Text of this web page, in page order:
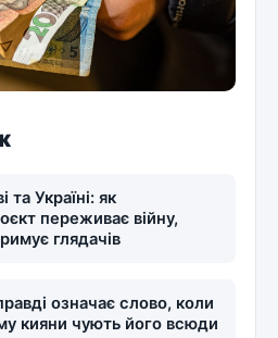
Україні: як
переживає війну,
глядачів
означає слово, коли
кияни чують його всюди